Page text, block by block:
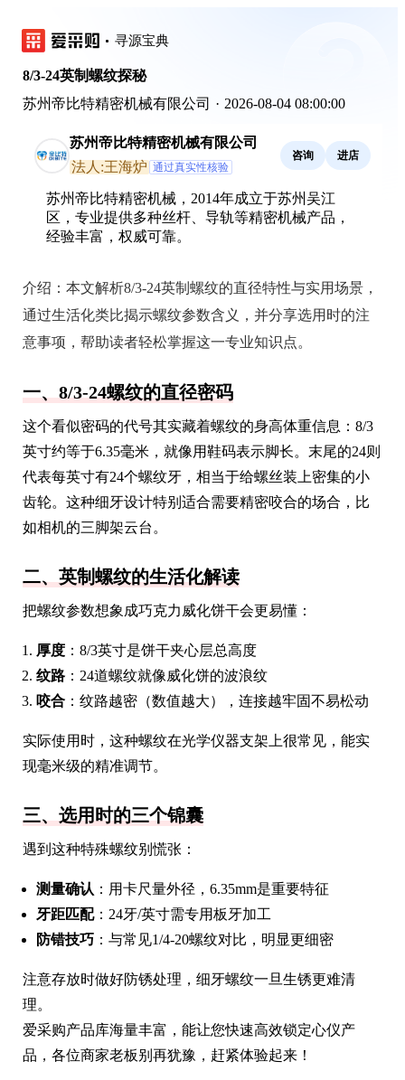
寻源宝典
8/3-24英制螺纹探秘
苏州帝比特精密机械有限公司 · 2026-08-04 08:00:00
苏州帝比特精密机械有限公司
法人:王海炉 通过真实性核验
咨询 进店
苏州帝比特精密机械，2014年成立于苏州吴江
区，专业提供多种丝杆、导轨等精密机械产品，
经验丰富，权威可靠。
介绍： 本文解析8/3-24英制螺纹的直径特性与实用场景，
通过生活化类比揭示螺纹参数含义，并分享选用时的注
意事项，帮助读者轻松掌握这一专业知识点。
一、8/3-24螺纹的直径密码
这个看似密码的代号其实藏着螺纹的身高体重信息：8/3
英寸约等于6.35毫米，就像用鞋码表示脚长。末尾的24则
代表每英寸有24个螺纹牙，相当于给螺丝装上密集的小
齿轮。这种细牙设计特别适合需要精密咬合的场合，比
如相机的三脚架云台。
二、英制螺纹的生活化解读
把螺纹参数想象成巧克力威化饼干会更易懂：
厚度 ：8/3英寸是饼干夹心层总高度
纹路 ：24道螺纹就像威化饼的波浪纹
咬合 ：纹路越密（数值越大），连接越牢固不易松动
实际使用时，这种螺纹在光学仪器支架上很常见，能实
现毫米级的精准调节。
三、选用时的三个锦囊
遇到这种特殊螺纹别慌张：
测量确认 ：用卡尺量外径，6.35mm是重要特征
牙距匹配：24牙/英寸需专用板牙加工
防错技巧 ：与常见1/4-20螺纹对比，明显更细密
注意存放时做好防锈处理，细牙螺纹一旦生锈更难清
理。
爱采购产品库海量丰富，能让您快速高效锁定心仪产
品，各位商家老板别再犹豫，赶紧体验起来！